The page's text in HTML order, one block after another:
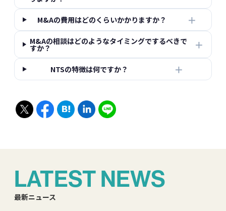
M&Aの費用はどのくらいかかりますか？ ＋
M&Aの相談はどのようなタイミングでするべきで
すか？ ＋
NTSの特徴は何ですか？ ＋
LATEST NEWS
最新ニュース